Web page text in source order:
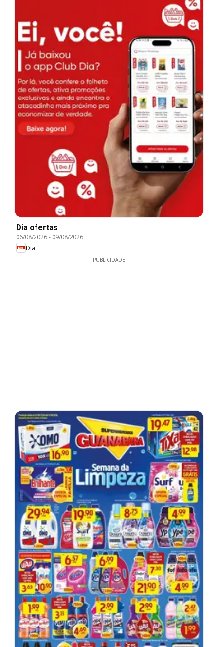
Dia ofertas
06/08/2026- 09/08/2026
Dia
PUBLICIDADE